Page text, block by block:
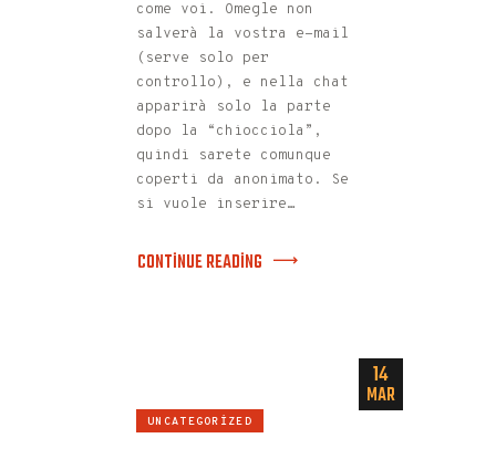
come voi. Omegle non
salverà la vostra e-mail
(serve solo per
controllo), e nella chat
apparirà solo la parte
dopo la “chiocciola”,
quindi sarete comunque
coperti da anonimato. Se
si vuole inserire…
CONTINUE READING
14
MAR
UNCATEGORIZED